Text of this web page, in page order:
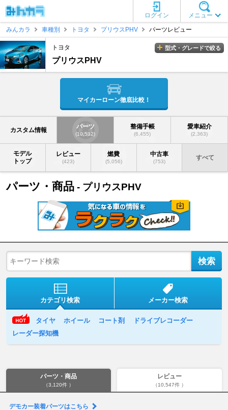
メニュー
ログイン
みんカラ
車種別 トヨタ プリウスPHV パーツレビュー
トヨタ
プリウスPHV
型式・グレードで絞る
マイカーローン徹底比較！
カスタム情報 パーツ
(10,532)
整備手帳
(6,455)
愛車紹介
(2,363)
モデル
トップ
レビュー
(423)
燃費
(5,056)
中古車
(753)
すべて
パーツ・商品 - プリウスPHV
カテゴリ検索 メーカー検索
タイヤ ホイール コート剤
ドライブレコーダー
レーダー探知機
パーツ・商品
（3,120件 ）
レビュー
（10,547件 ）
デモカー装着パーツはこちら